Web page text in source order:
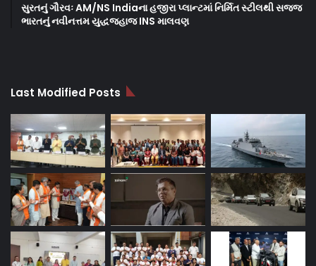
સુરતનું ગૌરવઃ AM/NS Indiaના હજીરા પ્લાન્ટમાં નિર્મિત સ્ટીલથી સજ્જ
ભારતનું નવીનત્તમ યુદ્ધજહાજ INS માલવણ
Last Modified Posts